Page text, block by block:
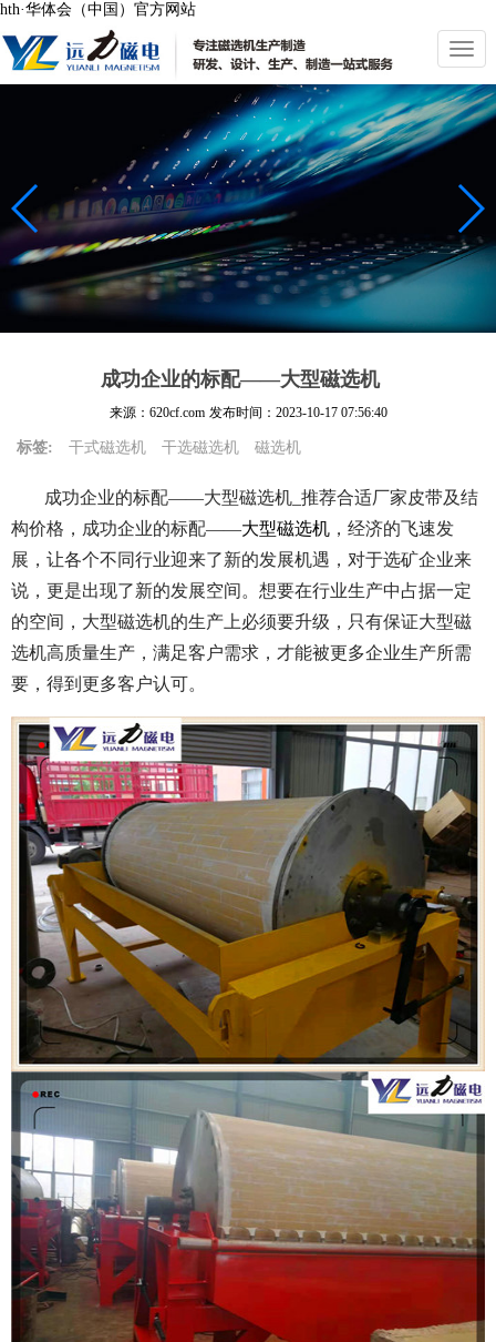
hth·华体会（中国）官方网站
切
换
导
航
成功企业的标配——大型磁选机
来源：620cf.com 发布时间： 2023-10-17 07:56:40
标签: 干式磁选机 干选磁选机 磁选机
成功企业的标配——大型磁选机_推荐合适厂家皮带及结
构价格，成功企业的标配——大型磁选机 ，经济的飞速发
展，让各个不同行业迎来了新的发展机遇，对于选矿企业来
说，更是出现了新的发展空间。想要在行业生产中占据一定
的空间，大型磁选机的生产上必须要升级，只有保证大型磁
选机高质量生产，满足客户需求，才能被更多企业生产所需
要，得到更多客户认可。